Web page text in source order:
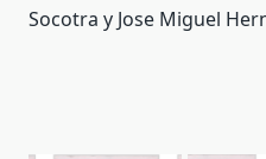
Socotra y Jose Miguel